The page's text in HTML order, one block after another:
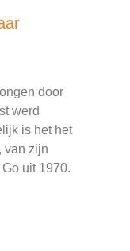
door
werd
is het het
van zijn
uit 1970.